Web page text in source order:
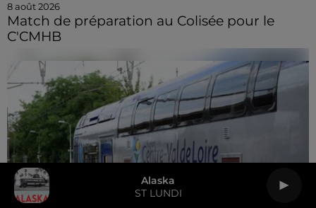
Alaska
ST LUNDI
8 août 2026
Match de préparation au Colisée pour le
C'CMHB